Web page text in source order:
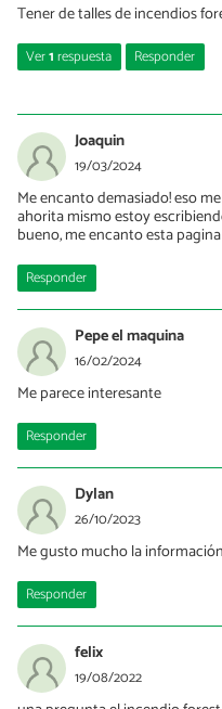
Tener de talles de incendios
Ver1respuesta Responder
16/12/2024
Saber consecuencia de
Joaquin
19/03/2024
Me encanto demasiado! eso
ahorita mismo estoy
bueno, me encanto esta
Responder
Pepe el maquina
16/02/2024
Me parece interesante
Responder
Dylan
26/10/2023
Me gusto mucho la
Responder
felix
19/08/2022